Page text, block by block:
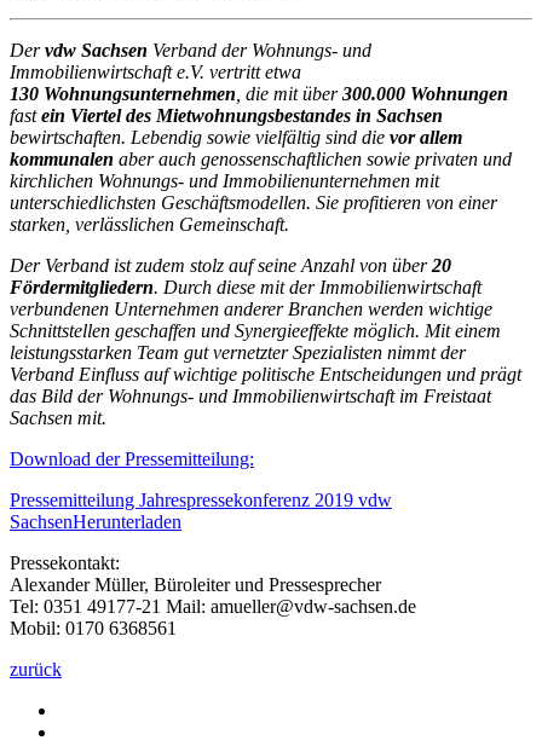
Dervdw Sachsen Verband der Wohnungs- und
Immobilienwirtschaft e.V. vertritt etwa
130 Wohnungsunternehmen , die mit über300.000 Wohnungen
fastein Viertel des Mietwohnungsbestandes in Sachsen
bewirtschaften. Lebendig sowie vielfältig sind die vor allem
kommunalen aber auch genossenschaftlichen sowie privaten und
kirchlichen Wohnungs- und Immobilienunternehmen mit
unterschiedlichsten Geschäftsmodellen. Sie profitieren von einer
starken, verlässlichen Gemeinschaft.
Der Verband ist zudem stolz auf seine Anzahl von über20
Fördermitgliedern. Durch diese mit der Immobilienwirtschaft
verbundenen Unternehmen anderer Branchen werden wichtige
Schnittstellen geschaffen und Synergieeffekte möglich. Mit einem
leistungsstarken Team gut vernetzter Spezialisten nimmt der
Verband Einfluss auf wichtige politische Entscheidungen und prägt
das Bild der Wohnungs- und Immobilienwirtschaft im Freistaat
Sachsen mit.
Download der Pressemitteilung:
Pressemitteilung Jahrespressekonferenz 2019 vdw
SachsenHerunterladen
Pressekontakt:
Alexander Müller, Büroleiter und Pressesprecher
Tel: 0351 49177-21 Mail: amueller@vdw-sachsen.de
Mobil: 0170 6368561
zurück